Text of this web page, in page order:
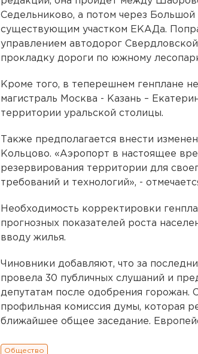
Седельниково, а потом через
существующим участком ЕКАДа.
управлением автодорог
прокладку дороги по южному
Кроме того, в теперешнем генплане
магистраль Москва - Казань –
территории уральской столицы.
Также предполагается внести
Кольцово. «Аэропорт в настоящее
резервирования территории для
требований и технологий», -
Необходимость корректировки
прогнозных показателей роста
вводу жилья.
Чиновники добавляют, что за
провела 30 публичных слушаний и
депутатам после одобрения горожан.
профильная комиссия думы, которая
ближайшее общее заседание.
Общество